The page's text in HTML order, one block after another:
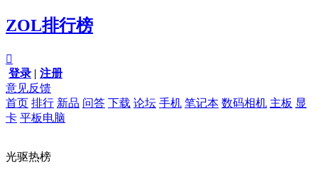
ZOL排行榜

登录 | 注册
意见反馈
首页 排行 新品 问答 下载 论坛 手机 笔记本 数码相机 主板 显
卡 平板电脑
光驱热榜